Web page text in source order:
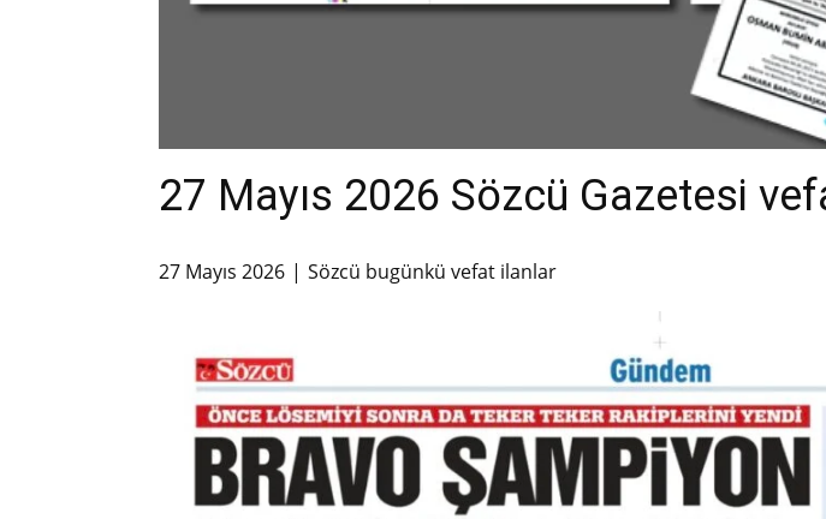
27 Mayıs 2026 Sözcü Gazetesi
27 Mayıs 2026 Sözcü bugünkü vefat ilanlar